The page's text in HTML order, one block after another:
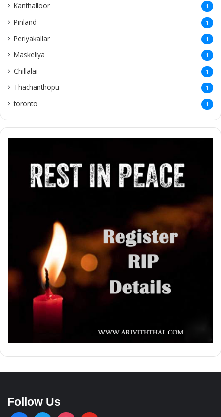
Kanthalloor 1
Pinland 1
Periyakallar 1
Maskeliya 1
Chillalai 1
Thachanthopu 1
toronto 1
Follow Us